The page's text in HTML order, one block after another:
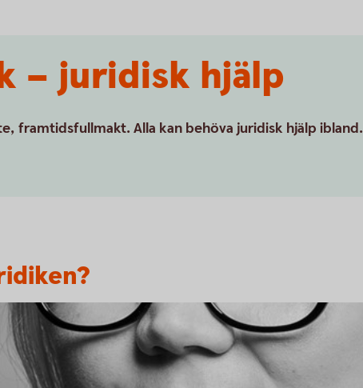
– juridisk hjälp
framtidsfullmakt. Alla kan behöva juridisk hjälp ibland.